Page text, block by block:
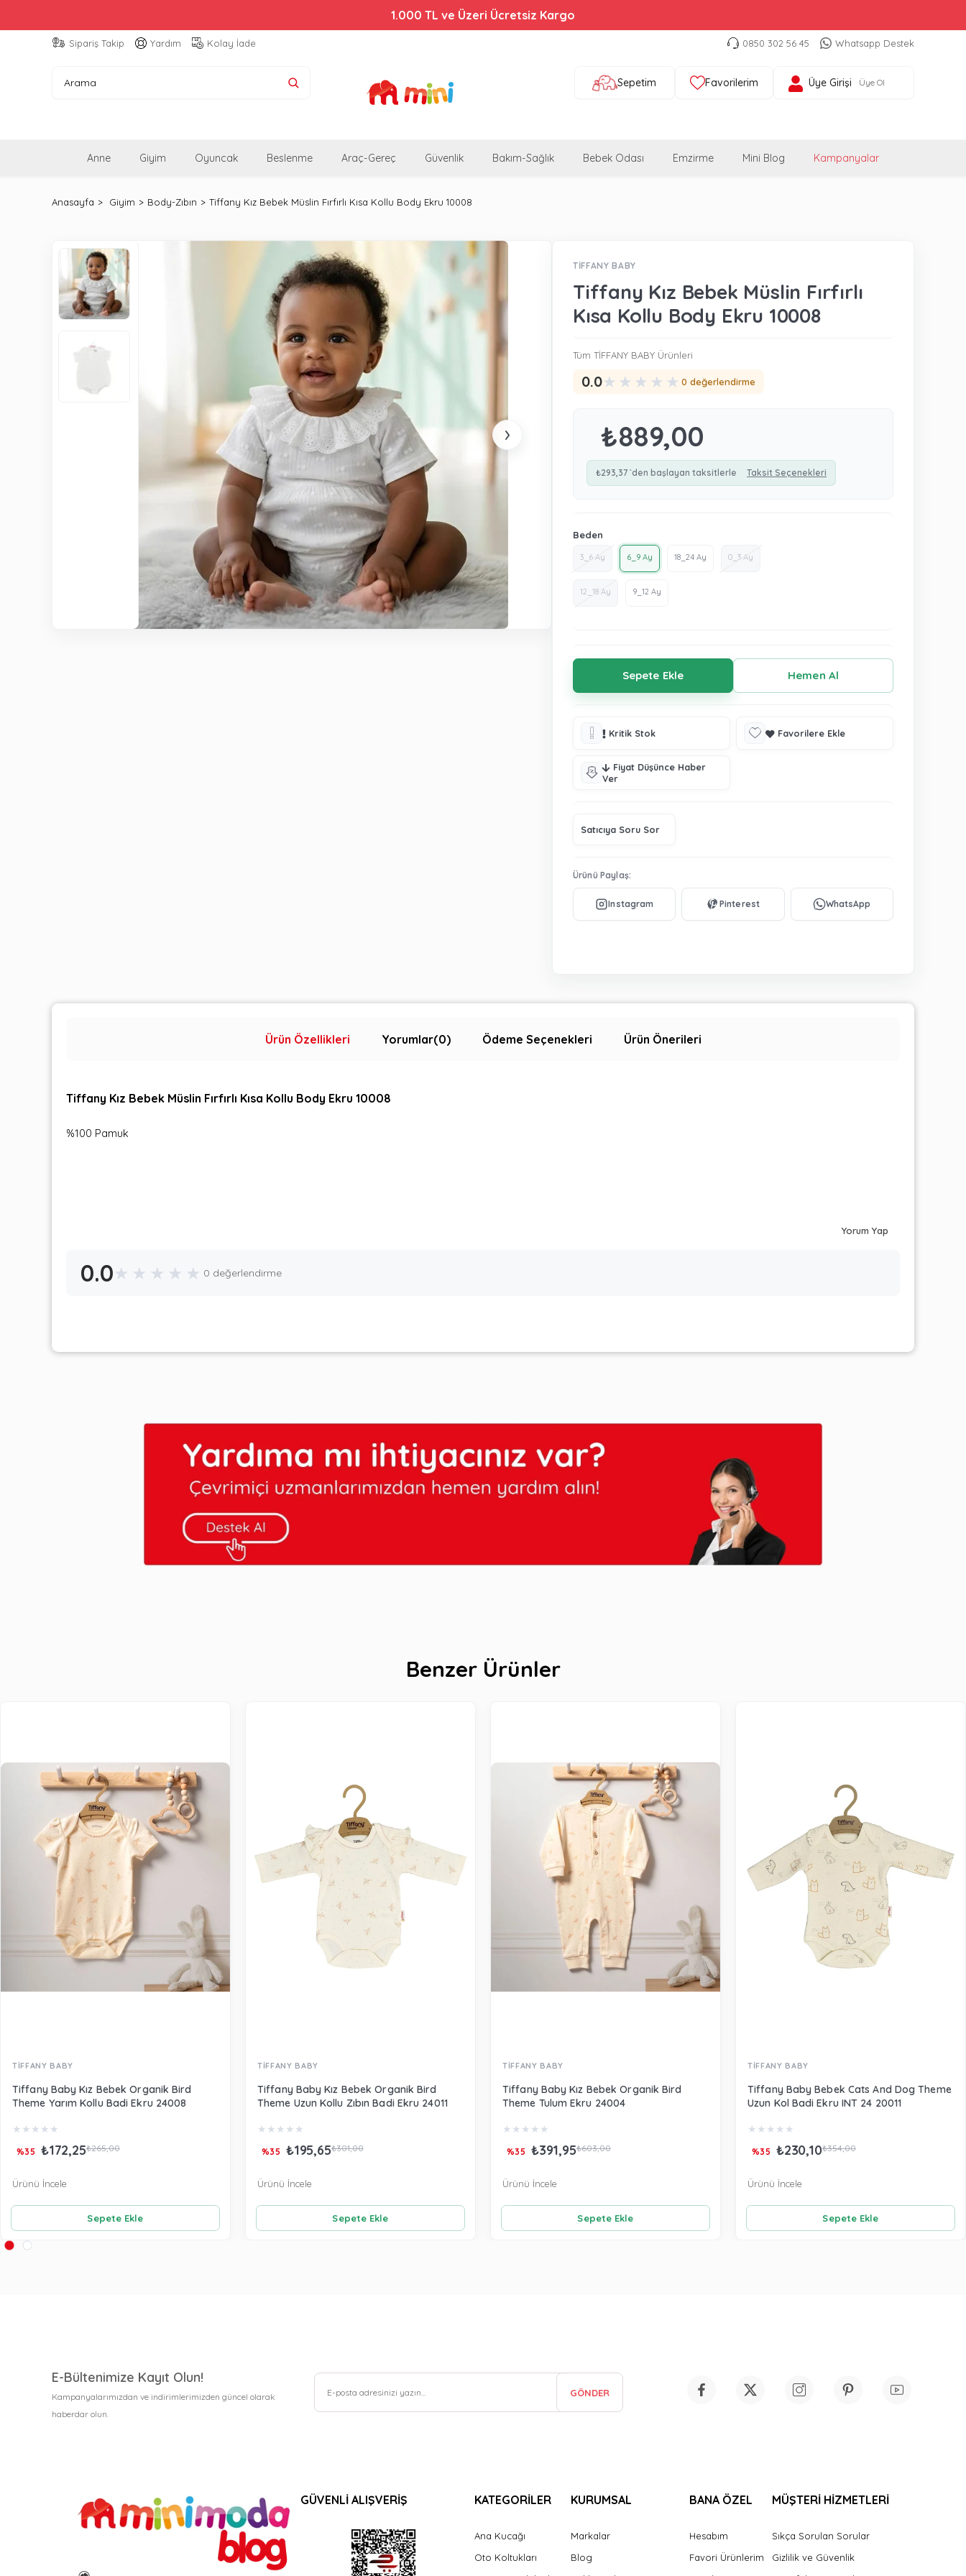
1.000 TL ve Üzeri Ücretsiz Kargo
Sipariş Takip Yardım Kolay İade 0850 302 56 45 Whatsapp Destek
Sepetim Favorilerim Üye Girişi Üye Ol
Anne Giyim Oyuncak Beslenme Araç-Gereç Güvenlik Bakım-Sağlık Bebek Odası Emzirme Mini Blog Kampanyalar
Anasayfa Giyim Body-Zıbın Tiffany Kız Bebek Müslin Fırfırlı Kısa Kollu Body Ekru 10008
›
TİFFANY BABY
Tiffany Kız Bebek Müslin Fırfırlı
Kısa Kollu Body Ekru 10008
Tüm TİFFANY BABY Ürünleri
0.0★ ★ ★ ★ ★ 0 değerlendirme
₺889,00
₺293,37 `den başlayan taksitlerle Taksit Seçenekleri
Beden
3_6 Ay 6_9 Ay 18_24 Ay 0_3 Ay
12_18 Ay 9_12 Ay
Kritik Stok Favorilere Ekle
Fiyat Düşünce Haber
Ver
Satıcıya Soru Sor
Ürünü Paylaş:
Ürün Özellikleri Yorumlar(0) Ödeme Seçenekleri Ürün Önerileri
Tiffany Kız Bebek Müslin Fırfırlı Kısa Kollu Body Ekru 10008
%100 Pamuk
Yorum Yap
0.0★ ★ ★ ★ ★ 0 değerlendirme
Benzer Ürünler
TİFFANY BABY
Tiffany Baby Kız Bebek Organik Bird
Theme Yarım Kollu Badi Ekru 24008
★ ★ ★ ★ ★
₺172,25₺265,00
%35
Sepete Ekle
Ürünü İncele
TİFFANY BABY
Tiffany Baby Kız Bebek Organik Bird
Theme Uzun Kollu Zıbın Badi Ekru 24011
★ ★ ★ ★ ★
₺195,65₺301,00
%35
Sepete Ekle
Ürünü İncele
TİFFANY BABY
Tiffany Baby Kız Bebek Organik Bird
Theme Tulum Ekru 24004
★ ★ ★ ★ ★
₺391,95₺603,00
%35
Sepete Ekle
Ürünü İncele
TİFFANY BABY
Tiffany Baby Bebek Cats And Dog Theme
Uzun Kol Badi Ekru INT 24 20011
★ ★ ★ ★ ★
₺230,10₺354,00
%35
Sepete Ekle
Ürünü İncele
E-Bültenimize Kayıt Olun!
Kampanyalarımızdan ve indirimlerimizden güncel olarak
haberdar olun.
GÖNDER
GÜVENLİ ALIŞVERİŞ KATEGORİLER
Ana Kucağı
Oto Koltukları
KURUMSAL
Markalar
Blog
BANA ÖZEL
Hesabım
Favori Ürünlerim
MÜŞTERİ HİZMETLERİ
Sıkça Sorulan Sorular
Gizlilik ve Güvenlik